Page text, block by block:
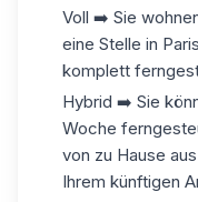
Voll ➡️ Sie
eine Stelle in
komplett
Hybrid ➡️ Sie
Woche
von zu Hause
Ihrem künftigen